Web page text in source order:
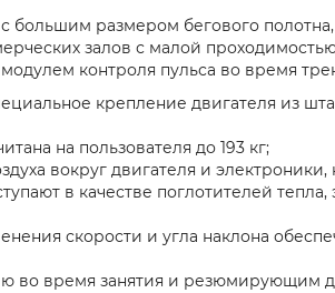
с большим размером бегового
залов с малой
контроля пульса во время
крепление двигателя из
на пользователя до 193 кг;
вокруг двигателя и электроники,
в качестве поглотителей тепла,
скорости и угла наклона
во время занятия и резюмирующим